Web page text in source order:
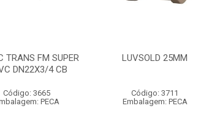
TRANS FM SUPER
DN22X3/4 CB
Código: 3665
PECA
LUVSOLD 25MM
Código: 3711
Embalagem: PECA